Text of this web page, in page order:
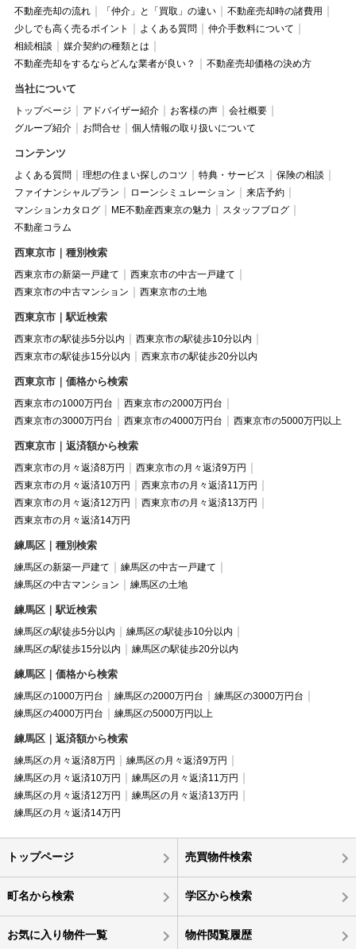
不動産売却の流れ
「仲介」と「買取」の違い
不動産売却時の諸費用
少しでも高く売るポイント
よくある質問
仲介手数料について
相続相談
媒介契約の種類とは
不動産売却をするならどんな業者が良い？
不動産売却価格の決め方
当社について
トップページ アドバイザー紹介 お客様の声
会社概要
グループ紹介
お問合せ 個人情報の取り扱いについて
コンテンツ
よくある質問 理想の住まい探しのコツ 特典・サービス
保険の相談
ファイナンシャルプラン
ローンシミュレーション
来店予約
マンションカタログ
ME不動産西東京の魅力
スタッフブログ
不動産コラム
西東京市｜種別検索
西東京市の新築一戸建て
西東京市の中古一戸建て
西東京市の中古マンション
西東京市の土地
西東京市｜駅近検索
西東京市の駅徒歩5分以内
西東京市の駅徒歩10分以内
西東京市の駅徒歩15分以内
西東京市の駅徒歩20分以内
西東京市｜価格から検索
西東京市の1000万円台
西東京市の2000万円台
西東京市の3000万円台
西東京市の4000万円台 西東京市の5000万円以上
西東京市｜返済額から検索
西東京市の月々返済8万円
西東京市の月々返済9万円
西東京市の月々返済10万円
西東京市の月々返済11万円
西東京市の月々返済12万円
西東京市の月々返済13万円
西東京市の月々返済14万円
練馬区｜種別検索
練馬区の新築一戸建て
練馬区の中古一戸建て
練馬区の中古マンション
練馬区の土地
練馬区｜駅近検索
練馬区の駅徒歩5分以内
練馬区の駅徒歩10分以内
練馬区の駅徒歩15分以内
練馬区の駅徒歩20分以内
練馬区｜価格から検索
練馬区の1000万円台 練馬区の2000万円台
練馬区の3000万円台
練馬区の4000万円台
練馬区の5000万円以上
練馬区｜返済額から検索
練馬区の月々返済8万円
練馬区の月々返済9万円
練馬区の月々返済10万円
練馬区の月々返済11万円
練馬区の月々返済12万円
練馬区の月々返済13万円
練馬区の月々返済14万円
トップページ 売買物件検索
町名から検索 学区から検索
お気に入り物件一覧 物件閲覧履歴